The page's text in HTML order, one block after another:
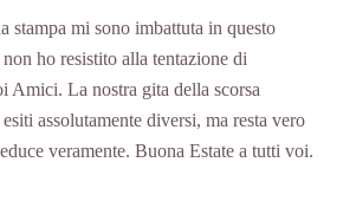
stampa mi sono imbattuta in questo
ho resistito alla tentazione di
Amici. La nostra gita della scorsa
assolutamente diversi, ma resta vero
veramente. Buona Estate a tutti voi.